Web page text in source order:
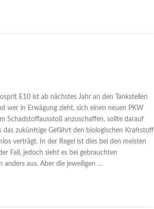
E10 ist ab nächstes Jahr an den Tankstellen
wer in Erwägung zieht, sich einen neuen PKW
Schadstoffausstoß anzuschaffen, sollte darauf
das zukünftige Gefährt den biologischen Kraftstoff
verträgt. In der Regel ist dies bei den meisten
Fall, jedoch sieht es bei gebrauchten
anders aus. Aber die jeweiligen …